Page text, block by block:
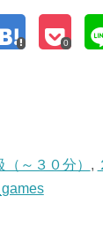
0
（～３０分） ,